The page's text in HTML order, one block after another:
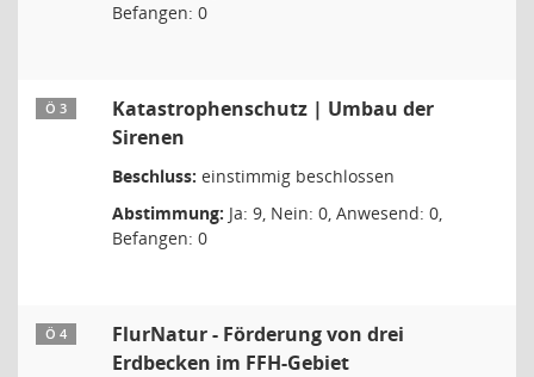
Befangen: 0
Ö 3
Katastrophenschutz | Umbau der
Sirenen
Beschluss: einstimmig beschlossen
Abstimmung: Ja: 9, Nein: 0, Anwesend: 0,
Befangen: 0
Ö 4
FlurNatur - Förderung von drei
Erdbecken im FFH-Gebiet